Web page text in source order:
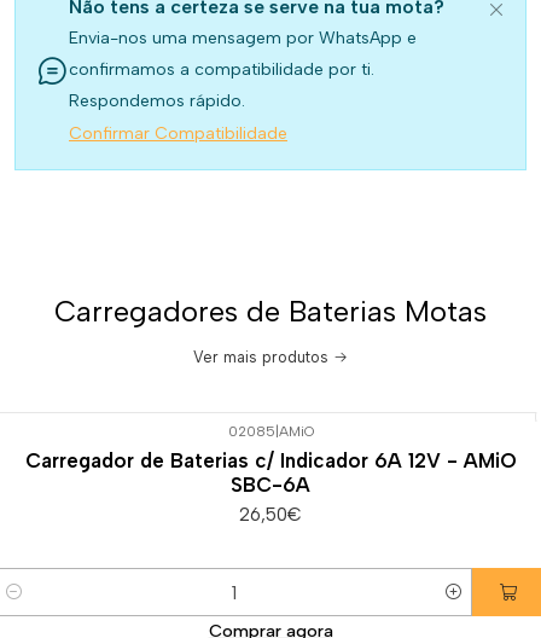
Não tens a certeza se serve na tua mota?
Envia-nos uma mensagem por WhatsApp e
confirmamos a compatibilidade por ti.
Respondemos rápido.
Confirmar Compatibilidade
Carregadores de Baterias Motas
Ver mais produtos
02085 AMiO
Carregador de Baterias c/ Indicador 6A 12V - AMiO
SBC-6A
26,50€
Comprar agora